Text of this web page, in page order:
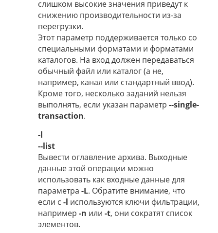
слишком высокие значения приведут к
снижению производительности из-за
перегрузки.
Этот параметр поддерживается только со
специальными форматами и форматами
каталогов. На вход должен передаваться
обычный файл или каталог (а не,
например, канал или стандартный ввод).
Кроме того, несколько заданий нельзя
выполнять, если указан параметр --single-
transaction.
-l
--list
Вывести оглавление архива. Выходные
данные этой операции можно
использовать как входные данные для
параметра -L. Обратите внимание, что
если с -l используются ключи фильтрации,
например -n или -t, они сократят список
элементов.